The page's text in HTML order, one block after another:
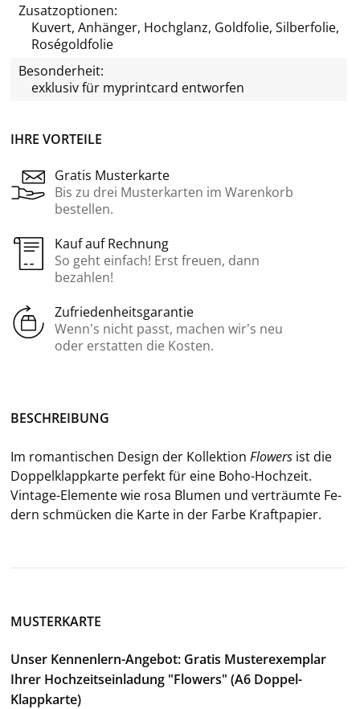
IHRE VORTEILE
Gratis Musterkarte
Bis zu drei Musterkarten im Warenkorb
bestellen.
Kauf auf Rechnung
So geht einfach! Erst freuen, dann
bezahlen!
Zufriedenheitsgarantie
Wenn’s nicht passt, machen wir’s neu
oder erstatten die Kosten.
Zusatzoptionen:
Kuvert, Anhänger, Hochglanz, Goldfolie, Silberfolie,
Roségoldfolie
Besonderheit:
exklusiv für myprintcard entworfen
BE­SCHREI­BUNG
Im ro­man­ti­schen De­sign der Kol­lek­ti­on Flowers ist die
Dop­pel­klapp­kar­te per­fekt für eine Boho-​Hochzeit.
Vintage-​Elemente wie rosa Blu­men und ver­träum­te Fe­
dern schmü­cken die Karte in der Farbe Kraft­pa­pier.
MUSTERKARTE
Unser Kennenlern-Angebot: Gratis Musterexemplar
Ihrer Hochzeitseinladung "Flowers" (A6 Doppel-
Klappkarte)